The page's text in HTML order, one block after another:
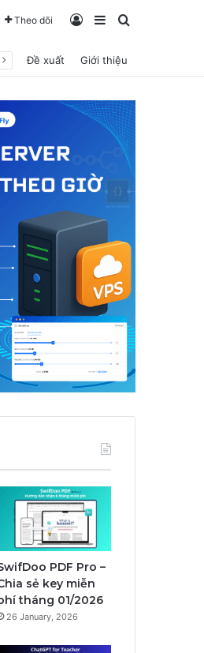
Theo dõi Log InSidebarTìm kiếm
Đề xuất Giới thiệu
PDF Pro –
sẻ key miễn
tháng 01/2026
26 January, 2026